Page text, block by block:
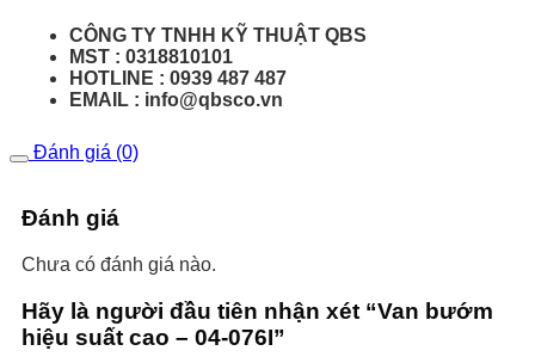
CÔNG TY TNHH KỸ THUẬT QBS
MST : 0318810101
HOTLINE : 0939 487 487
EMAIL : info@qbsco.vn
Đánh giá (0)
Đánh giá
Chưa có đánh giá nào.
Hãy là người đầu tiên nhận xét “Van bướm
hiệu suất cao – 04-076I”